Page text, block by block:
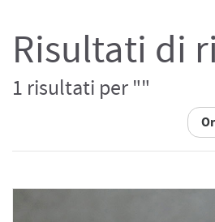
Risultati di
1 risultati per ""